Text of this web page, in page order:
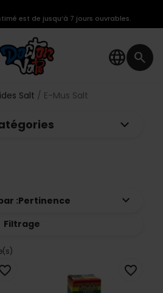
language search
est de jusqu’à 7 jours ouvrables.
Salt E-Mus Salt
keyboard_arrow_down
:Pertinence keyboard_arrow_down
Filtrage
favorite_border